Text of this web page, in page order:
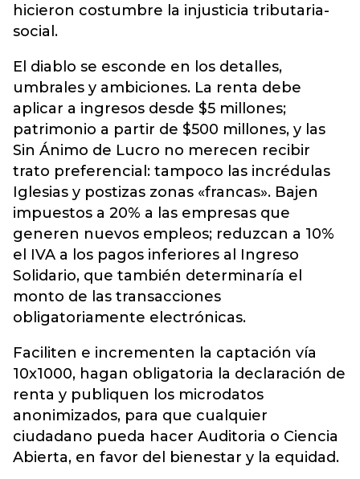
hicieron costumbre la injusticia tributaria-
social.
El diablo se esconde en los detalles,
umbrales y ambiciones. La renta debe
aplicar a ingresos desde $5 millones;
patrimonio a partir de $500 millones, y las
Sin Ánimo de Lucro no merecen recibir
trato preferencial: tampoco las incrédulas
Iglesias y postizas zonas «francas». Bajen
impuestos a 20% a las empresas que
generen nuevos empleos; reduzcan a 10%
el IVA a los pagos inferiores al Ingreso
Solidario, que también determinaría el
monto de las transacciones
obligatoriamente electrónicas.
Faciliten e incrementen la captación vía
10x1000, hagan obligatoria la declaración de
renta y publiquen los microdatos
anonimizados, para que cualquier
ciudadano pueda hacer Auditoria o Ciencia
Abierta, en favor del bienestar y la equidad.